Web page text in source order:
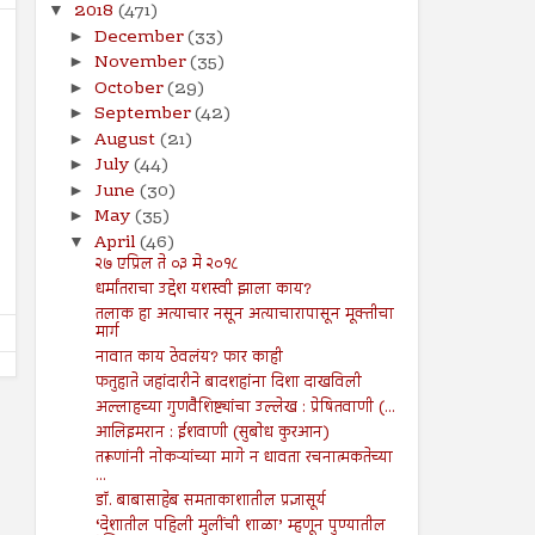
इस्लामोफोबिक ‘हमारे बारा’ चित्रपटाच्या
प्रदर्शनाला सर्वोच्च न्यायालयाची स्थगिती
6/21/2024
▼ 2018 (471)
► December(33)
► November(35)
► October(29)
► September(42)
► August(21)
► July(44)
► June (30)
► May(35)
▼ April(46)
२७ एप्रिल ते ०३ मे २०१८
धर्मांतराचा उद्देश यशस्वी झाला काय?
तलाक हा अत्याचार नसून अत्याचारापासून मूक्तीचा
मार्ग
नावात काय ठेवलंय? फार काही
फतुहाते जहांदारीने बादशहांना दिशा दाखविली
अल्लाहच्या गुणवैशिष्ट्यांचा उल्लेख : प्रेषितवाणी (...
आलिइमरान : ईशवाणी (सुबोध कुरआन)
तरूणांनी नोकऱ्यांच्या मागे न धावता रचनात्मकतेच्या
...
डॉ. बाबासाहेब समताकाशातील प्रज्ञासूर्य
‘देशातील पहिली मुलींची शाळा’ म्हणून पुण्यातील